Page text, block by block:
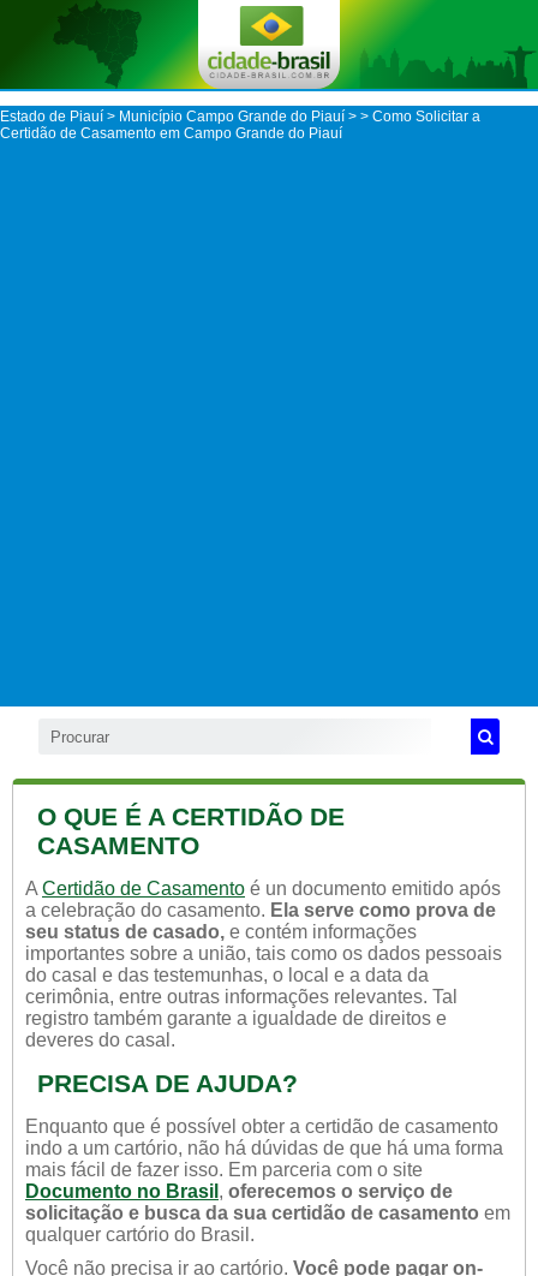
Estado de Piauí > Município Campo Grande do Piauí > > Como Solicitar a
Certidão de Casamento em Campo Grande do Piauí
O QUE É A CERTIDÃO DE
CASAMENTO
A Certidão de Casamento é un documento emitido após
a celebração do casamento. Ela serve como prova de
seu status de casado, e contém informações
importantes sobre a união, tais como os dados pessoais
do casal e das testemunhas, o local e a data da
cerimônia, entre outras informações relevantes. Tal
registro também garante a igualdade de direitos e
deveres do casal.
PRECISA DE AJUDA?
Enquanto que é possível obter a certidão de casamento
indo a um cartório, não há dúvidas de que há uma forma
mais fácil de fazer isso. Em parceria com o site
Documento no Brasil , oferecemos o serviço de
solicitação e busca da sua certidão de casamento em
qualquer cartório do Brasil.
Você não precisa ir ao cartório. Você pode pagar on-